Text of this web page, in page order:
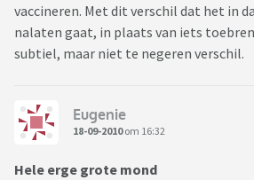
vaccineren. Met dit verschil dat het in
nalaten gaat, in plaats van iets
subtiel, maar niet te negeren verschil.
Eugenie
18-09-2010om 16:32
Hele erge grote mond